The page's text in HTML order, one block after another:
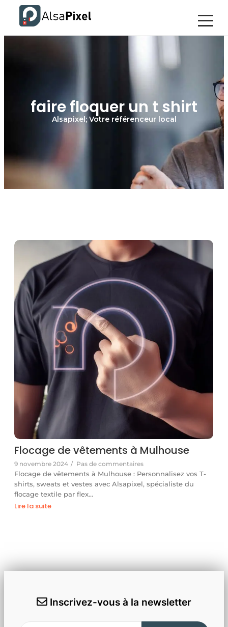
faire floquer un t shirt
Alsapixel; Votre référenceur local
Flocage de vêtements à Mulhouse
9 novembre 2024 / Pas de commentaires
Flocage de vêtements à Mulhouse : Personnalisez vos T-
shirts, sweats et vestes avec Alsapixel, spécialiste du
flocage textile par flex…
Lire la suite
Inscrivez-vous à la newsletter